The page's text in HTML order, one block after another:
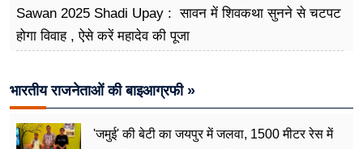
Sawan 2025 Shadi Upay : सावन में शिवकथा सुनने से चटपट
होगा विवाह , ऐसे करें महादेव की पूजा
भारतीय राजनेताओं की बाइआग्रफी »
'जमुई' की बेटी का जयपुर में जलवा, 1500 मीटर रेस में